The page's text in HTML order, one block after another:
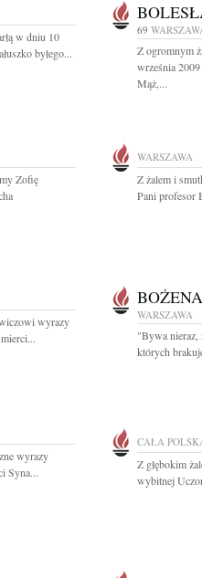
w dniu 10
byłego...
69
Z ogromnym
września
Mąż,...
Zofię
WARSZAWA
Z żalem i
Pani profesor
wyrazy
WARSZAWA
"Bywa nieraz,
których
wyrazy
Syna...
CAŁA
Z głębokim
wybitnej